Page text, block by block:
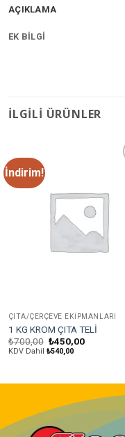
AÇIKLAMA
EK BILGI
İLGILI ÜRÜNLER
İndirim!
ÇITA/ÇERÇEVE EKIPMANLARI
1 KG KROM ÇITA TELİ
₺700,00 Orijinal
fiyat:
₺700,00.
₺450,00Şu
KDV Dahil ₺540,00